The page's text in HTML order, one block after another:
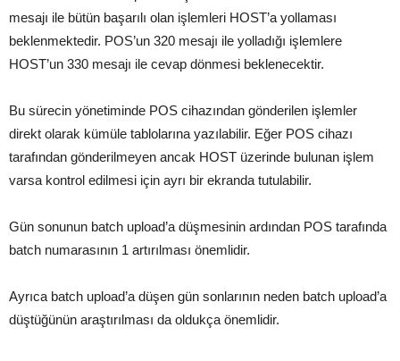
mesajı ile bütün başarılı olan işlemleri HOST’a yollaması
beklenmektedir. POS’un 320 mesajı ile yolladığı işlemlere
HOST’un 330 mesajı ile cevap dönmesi beklenecektir.
Bu sürecin yönetiminde POS cihazından gönderilen işlemler
direkt olarak kümüle tablolarına yazılabilir. Eğer POS cihazı
tarafından gönderilmeyen ancak HOST üzerinde bulunan işlem
varsa kontrol edilmesi için ayrı bir ekranda tutulabilir.
Gün sonunun batch upload’a düşmesinin ardından POS tarafında
batch numarasının 1 artırılması önemlidir.
Ayrıca batch upload’a düşen gün sonlarının neden batch upload’a
düştüğünün araştırılması da oldukça önemlidir.